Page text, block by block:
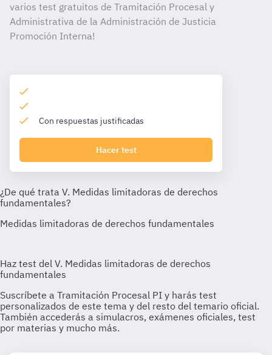
varios test gratuitos de Tramitación Procesal y
Administrativa de la Administración de Justicia
Promoción Interna!
Con respuestas justificadas
Hacer test